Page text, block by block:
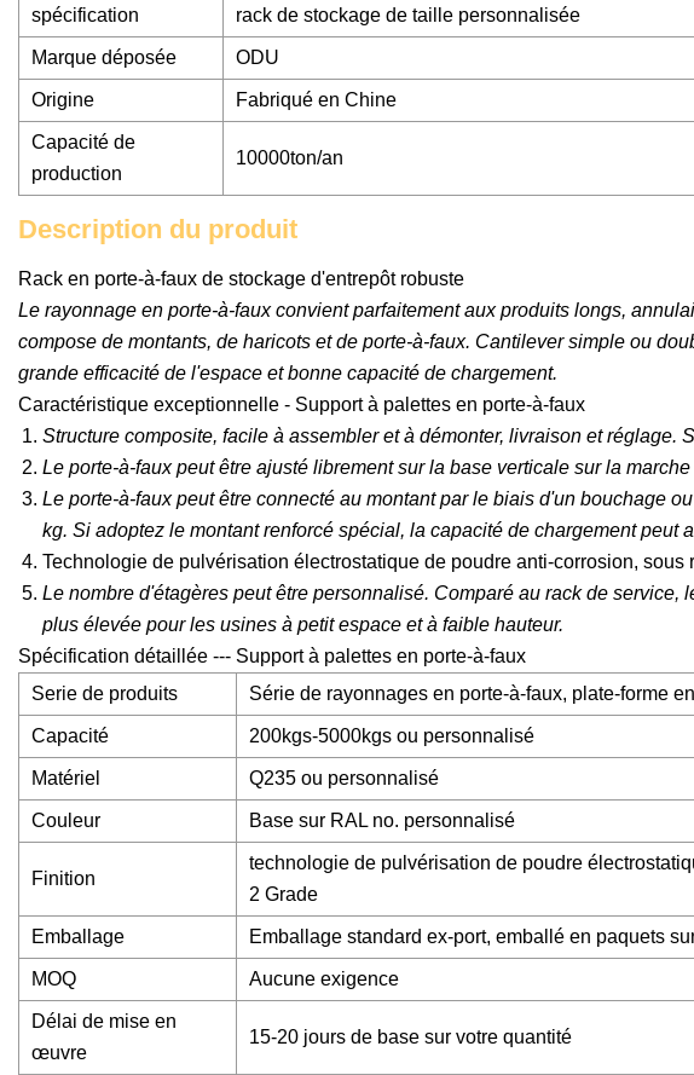
spécification rack de stockage de taille personnalisée
Marque déposée ODU
Origine Fabriqué en Chine
Capacité de
production
10000ton/an
Description du produit
Rack en porte-à-faux de stockage d'entrepôt robuste
Le rayonnage en porte-à-faux convient parfaitement aux produits longs,
compose de montants, de haricots et de porte-à-faux. Cantilever simple ou
grande efficacité de l'espace et bonne capacité de chargement.
Caractéristique exceptionnelle - Support à palettes en porte-à-faux
Structure composite, facile à assembler et à démonter, livraison et réglage.
Le porte-à-faux peut être ajusté librement sur la base verticale sur la marche
Le porte-à-faux peut être connecté au montant par le biais d'un bouchage
kg. Si adoptez le montant renforcé spécial, la capacité de chargement peut
Technologie de pulvérisation électrostatique de poudre anti-corrosion, sous
Le nombre d'étagères peut être personnalisé. Comparé au rack de
plus élevée pour les usines à petit espace et à faible hauteur.
Spécification détaillée --- Support à palettes en porte-à-faux
Serie de produits
Série de rayonnages en porte-à-faux, plate-forme
Capacité 200kgs-5000kgs ou personnalisé
Matériel Q235 ou personnalisé
Couleur Base sur RAL no. personnalisé
Finition
technologie de pulvérisation de poudre
2 Grade
Emballage Emballage standard ex-port, emballé en paquets
MOQ Aucune exigence
Délai de mise en
œuvre
15-20 jours de base sur votre quantité